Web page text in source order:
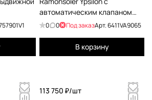
автоматическим клапаном
plus 6411VA9065
0 0 Под заказАрт.6411VA9065
В корзину
113 750 ₽/шт